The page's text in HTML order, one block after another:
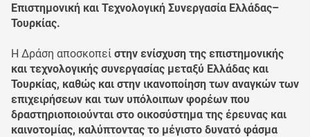
Επιστημονική και Τεχνολογική Συνεργασία Ελλάδας–
Τουρκίας.
Η Δράση αποσκοπεί στην ενίσχυση της επιστημονικής
και τεχνολογικής συνεργασίας μεταξύ Ελλάδας και
Τουρκίας, καθώς και στην ικανοποίηση των αναγκών των
επιχειρήσεων και των υπόλοιπων φορέων που
δραστηριοποιούνται στο οικοσύστημα της έρευνας και
καινοτομίας, καλύπτοντας το μέγιστο δυνατό φάσμα